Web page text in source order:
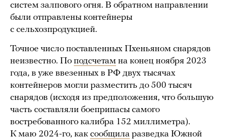
систем залпового огня. В обратном направлении
были отправлены контейнеры
с сельхозпродукцией.
Точное число поставленных Пхеньяном снарядов
неизвестно. По подсчетам на конец ноября 2023
года, в уже ввезенных в РФ двух тысячах
контейнеров могли разместить до 500 тысяч
снарядов (исходя из предположения, что большую
часть составляли боеприпасы самого
востребованного калибра 152 миллиметра).
К маю 2024-го, как сообщила разведка Южной